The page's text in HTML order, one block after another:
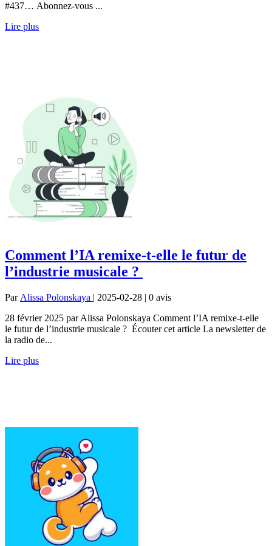
#437… Abonnez-vous ...
Lire plus
Comment l’IA remixe-t-elle le futur de
l’industrie musicale ?
Par Alissa Polonskaya | 2025-02-28 | 0 avis
28 février 2025 par Alissa Polonskaya Comment l’IA remixe-t-elle
le futur de l’industrie musicale ? Écouter cet article La newsletter de
la radio de...
Lire plus